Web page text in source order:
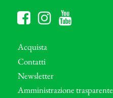
Acquista
Contatti
Newsletter
Amministrazione trasparente